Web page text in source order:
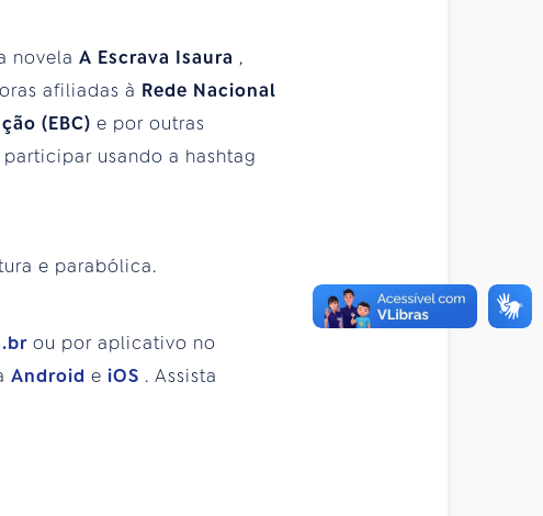
novela A Escrava Isaura ,
afiliadas à Rede Nacional
(EBC) e por outras
usando a hashtag
e parabólica.
ou por aplicativo no
Android e iOS . Assista